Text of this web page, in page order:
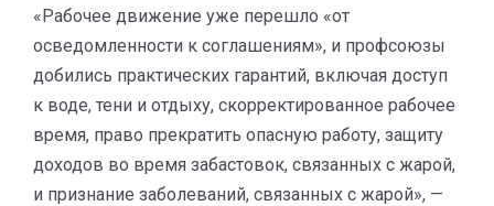
«Рабочее движение уже перешло «от
осведомленности к соглашениям», и профсоюзы
добились практических гарантий, включая доступ
к воде, тени и отдыху, скорректированное рабочее
время, право прекратить опасную работу, защиту
доходов во время забастовок, связанных с жарой,
и признание заболеваний, связанных с жарой», —